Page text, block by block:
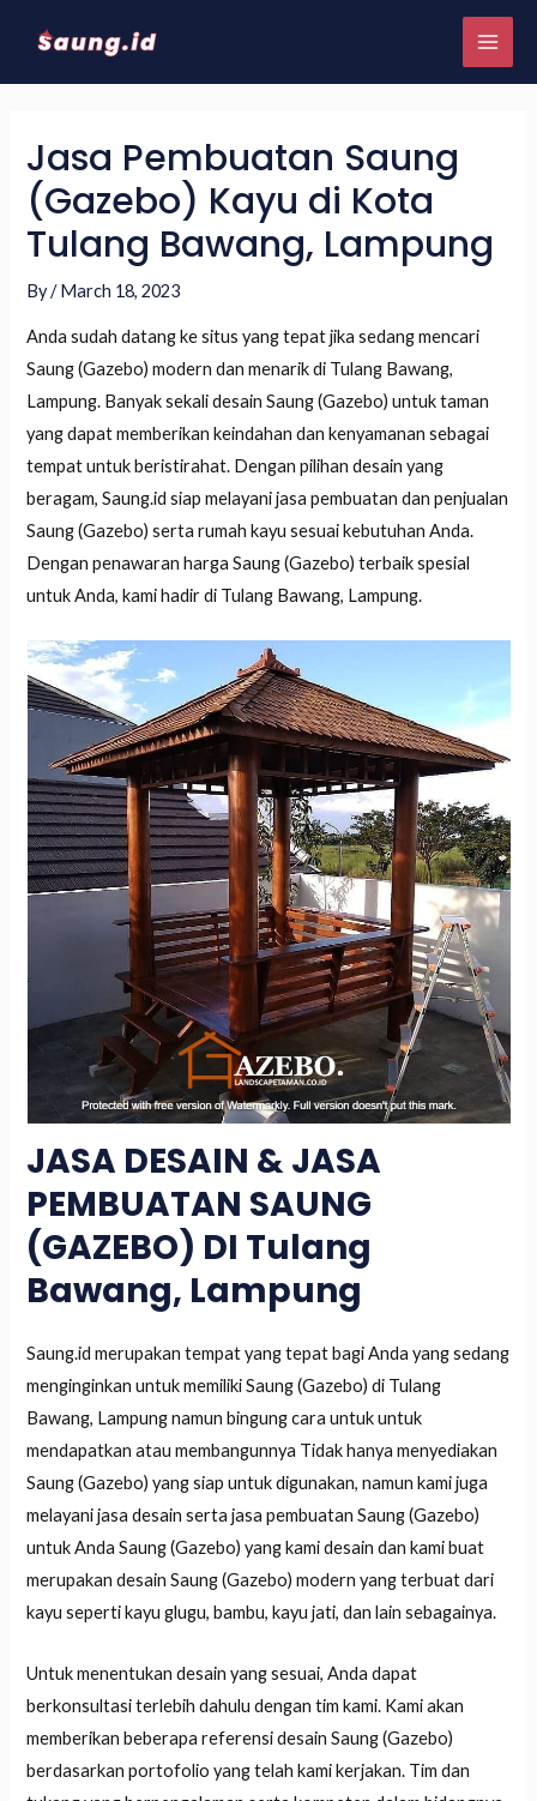
Jasa Pembuatan Saung
(Gazebo) Kayu di Kota
Tulang Bawang, Lampung
By/March 18, 2023
Anda sudah datang ke situs yang tepat jika sedang mencari
Saung (Gazebo) modern dan menarik di Tulang Bawang,
Lampung. Banyak sekali desain Saung (Gazebo) untuk taman
yang dapat memberikan keindahan dan kenyamanan sebagai
tempat untuk beristirahat. Dengan pilihan desain yang
beragam, Saung.id siap melayani jasa pembuatan dan penjualan
Saung (Gazebo) serta rumah kayu sesuai kebutuhan Anda.
Dengan penawaran harga Saung (Gazebo) terbaik spesial
untuk Anda, kami hadir di Tulang Bawang, Lampung.
JASA DESAIN & JASA
PEMBUATAN SAUNG
(GAZEBO) DI Tulang
Bawang, Lampung
Saung.id merupakan tempat yang tepat bagi Anda yang sedang
menginginkan untuk memiliki Saung (Gazebo) di Tulang
Bawang, Lampung namun bingung cara untuk untuk
mendapatkan atau membangunnya Tidak hanya menyediakan
Saung (Gazebo) yang siap untuk digunakan, namun kami juga
melayani jasa desain serta jasa pembuatan Saung (Gazebo)
untuk Anda Saung (Gazebo) yang kami desain dan kami buat
merupakan desain Saung (Gazebo) modern yang terbuat dari
kayu seperti kayu glugu, bambu, kayu jati, dan lain sebagainya.
Untuk menentukan desain yang sesuai, Anda dapat
berkonsultasi terlebih dahulu dengan tim kami. Kami akan
memberikan beberapa referensi desain Saung (Gazebo)
berdasarkan portofolio yang telah kami kerjakan. Tim dan